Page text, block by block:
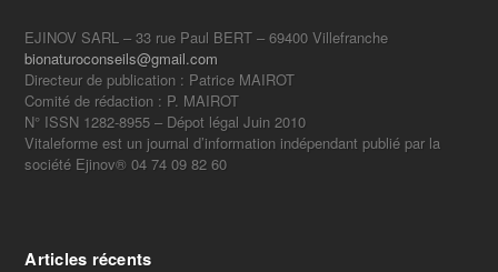
EJINOV SARL – 33 rue Paul BERT – 69400 Villefranche
bionaturoconseils@gmail.com
Directeur de publication : Patrice MAIROT
Comité de rédaction : P. MAIROT
N° ISSN 1282-8955 – Dépot légal Juin 2010
Vitaleforme est un journal d’information indépendant publié par la
société Ejinov® 04 74 09 82 60
Articles récents